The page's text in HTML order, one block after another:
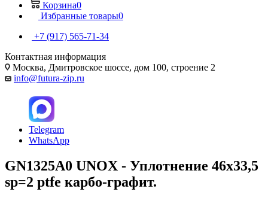
Корзина0
Избранные товары0
+7 (917) 565-71-34
Контактная информация
Москва, Дмитровское шоссе, дом 100, строение 2
info@futura-zip.ru
Telegram
WhatsApp
GN1325A0 UNOX - Уплотнение 46x33,5
sp=2 ptfe карбо-графит.